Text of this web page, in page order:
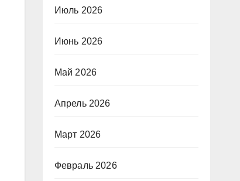
Июль 2026
Июнь 2026
Май 2026
Апрель 2026
Март 2026
Февраль 2026